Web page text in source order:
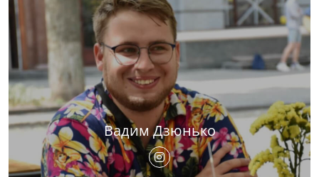
Вадим Дзюнько